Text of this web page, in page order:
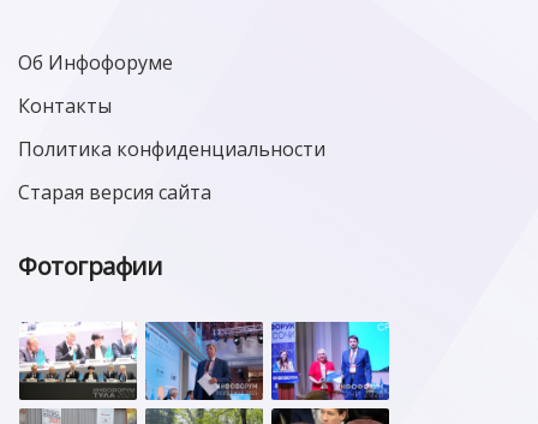
Об Инфофоруме
Контакты
Политика конфиденциальности
Старая версия сайта
Фотографии